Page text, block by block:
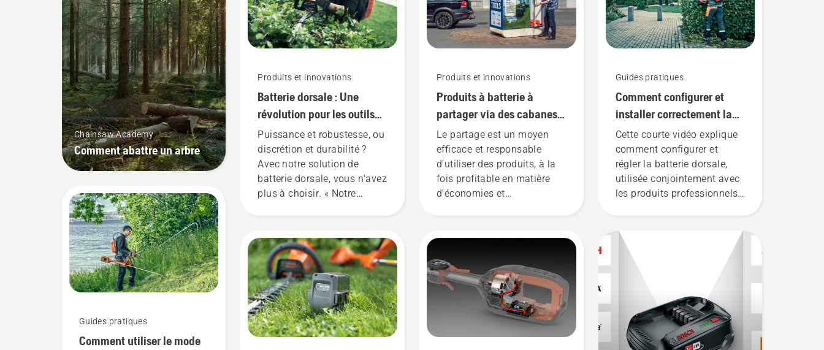
Chainsaw Academy
Comment abattre un arbre
Guides pratiques
Comment utiliser le mode
Produits et innovations
Batterie dorsale : Une
révolution pour les outils
électriques portatifs sur
batterie
Puissance et robustesse, ou
discrétion et durabilité ?
Avec notre solution de
batterie dorsale, vous n'avez
plus à choisir. « Notre
puissance supérieure »,
explique Johan Svennung,
responsable produit pour les
machines portatives
électriques et à batterie
chez Husqvarna.
Produits et innovations
Produits à batterie à
partager via des cabanes à
outils numériques
Le partage est un moyen
efficace et responsable
d'utiliser des produits, à la
fois profitable en matière
d'économies et
excellente solution pour les
proposons désormais à nos
clients de partager nos
machines à batterie en les
louant via des cabanes à
outils numériques appelées
« Tools for You » dans de
Guides pratiques
Comment configurer et
installer correctement la
batterie dorsale
Cette courte vidéo explique
comment configurer et
régler la batterie dorsale,
utilisée conjointement avec
les produits professionnels
garantit une installation
plus confortable et réduit la
fatigue lors de l'utilisation,
travailler plus longtemps
sans interruption.